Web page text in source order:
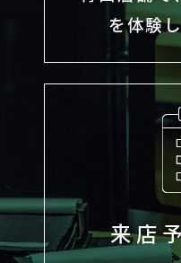
を体験
来店